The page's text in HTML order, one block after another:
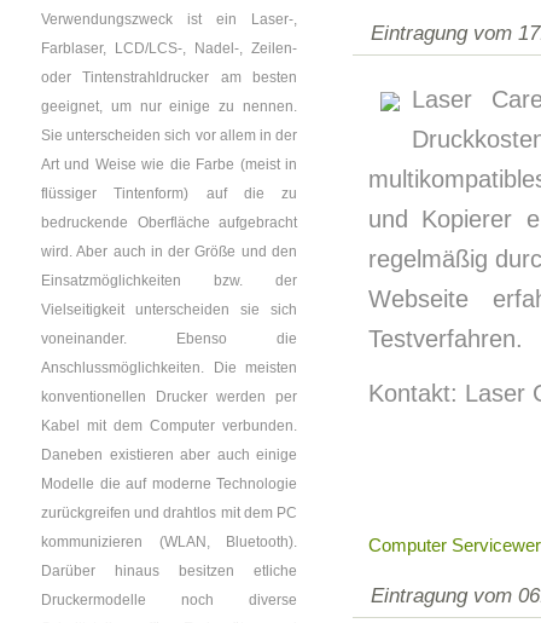
Eintragung vom
Laser
und Kopierer
regelmäßig
Webseite
Testverfahren.
Kontakt: Laser
Computer
Eintragung vom
Verwendungszweck ist ein Laser-,
Farblaser, LCD/LCS-, Nadel-, Zeilen-
oder Tintenstrahldrucker am besten
geeignet, um nur einige zu nennen.
Sie unterscheiden sich vor allem in der
Art und Weise wie die Farbe (meist in
flüssiger Tintenform) auf die zu
bedruckende Oberfläche aufgebracht
wird. Aber auch in der Größe und den
Einsatzmöglichkeiten bzw. der
Vielseitigkeit unterscheiden sie sich
voneinander. Ebenso die
Anschlussmöglichkeiten. Die meisten
konventionellen Drucker werden per
Kabel mit dem Computer verbunden.
Daneben existieren aber auch einige
Modelle die auf moderne Technologie
zurückgreifen und drahtlos mit dem PC
kommunizieren (WLAN, Bluetooth).
Darüber hinaus besitzen etliche
Druckermodelle noch diverse